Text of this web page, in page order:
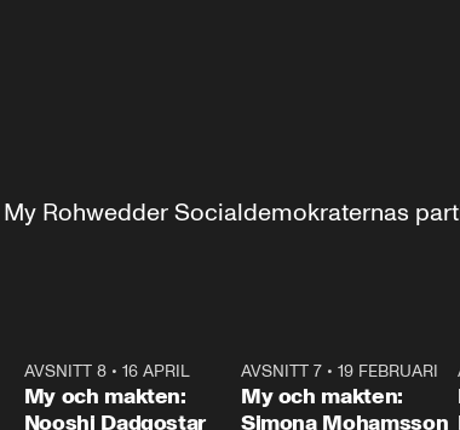
Rohwedder Socialdemokraternas
AVSNITT 8• 16 APRIL
My och makten:
Nooshi Dadgostar
24:30
AVSNITT 7• 19 FEBRUARI
My och makten:
Simona Mohamsson